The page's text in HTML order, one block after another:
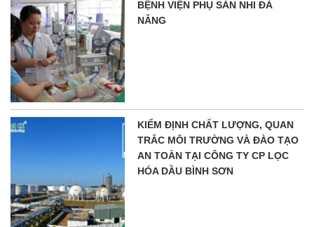
BỆNH VIỆN PHỤ SẢN NHI ĐÀ
NẴNG
KIỂM ĐỊNH CHẤT LƯỢNG, QUAN
TRẮC MÔI TRƯỜNG VÀ ĐÀO TẠO
AN TOÀN TẠI CÔNG TY CP LỌC
HÓA DẦU BÌNH SƠN